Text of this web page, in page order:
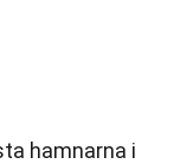
hamnarna i